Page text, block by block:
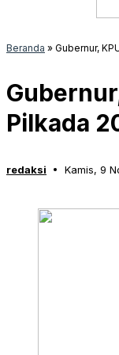
Beranda » Gubernur,
Pilkada
redaksi Kamis, 9